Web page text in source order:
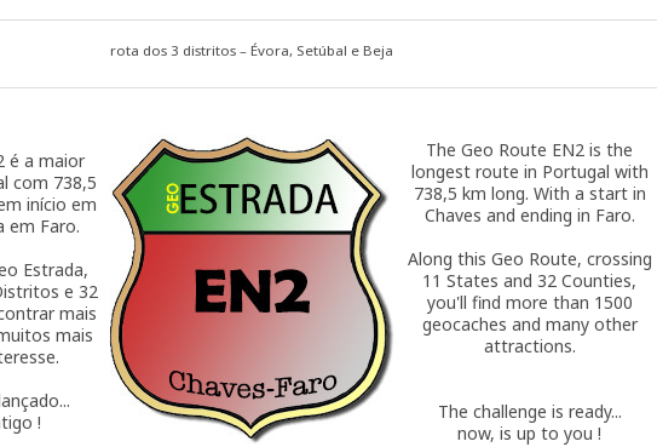
rota dos 3 distritos – Évora, Setúbal e Beja
é a maior
com 738,5
início em
em Faro.
Estrada,
e 32
mais
mais
!
The Geo Route EN2 is the
longest route in Portugal with
738,5 km long. With a start in
Chaves and ending in Faro.
Along this Geo Route, crossing
11 States and 32 Counties,
you'll find more than 1500
geocaches and many other
attractions.
The challenge is ready...
now, is up to you !